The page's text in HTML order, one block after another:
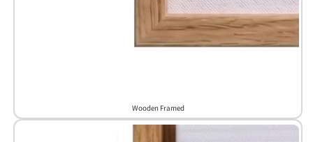
Wooden Framed